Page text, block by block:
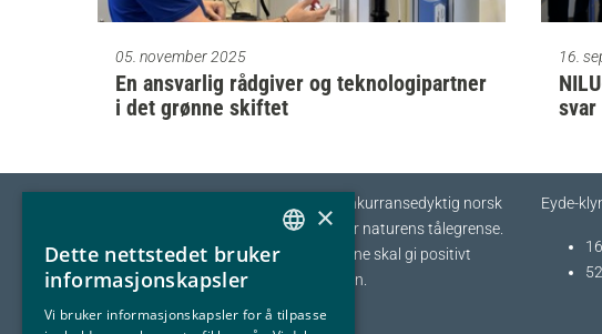
05. november 2025
En ansvarlig rådgiver og teknologipartner
i det grønne skiftet
16.
svar
Eyde-klyngen skal sikre tilvekst og konkurransedyktig norsk
prosessindustri som opererer innenfor naturens tålegrense.
I fellesskap streber vi etter at bedriftene skal gi positivt
bidrag tilbake til samfunnet og naturen.
Eyde-
NORWEGIAN
×
Dette nettstedet bruker
informasjonskapsler
Vi bruker informasjonskapsler for å tilpasse